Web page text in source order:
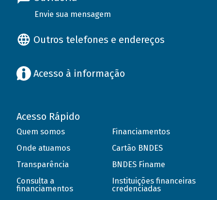
Envie sua mensagem
Outros telefones e endereços
Acesso à informação
Acesso Rápido
Quem somos
Onde atuamos
Transparência
Consulta a
financiamentos
Financiamentos
Cartão BNDES
BNDES Finame
Instituições financeiras
credenciadas